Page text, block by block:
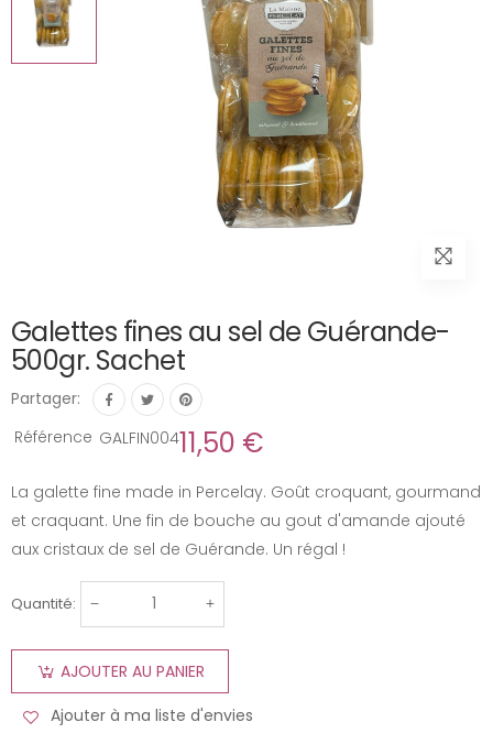
Galettes fines au sel de Guérande-
500gr. Sachet
Partager:
Référence GALFIN00411,50 €
La galette fine made in Percelay. Goût croquant, gourmand
et craquant. Une fin de bouche au gout d'amande ajouté
aux cristaux de sel de Guérande. Un régal !
Quantité:
AJOUTER AU PANIER
Ajouter à ma liste d'envies